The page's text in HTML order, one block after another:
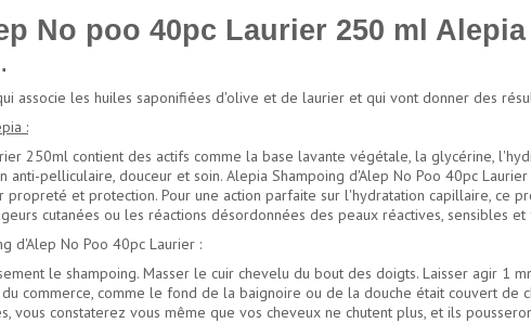
No poo 40pc Laurier 250 ml Alepia
associe les huiles saponifiées d'olive et de laurier et qui vont donner des
:
250ml contient des actifs comme la base lavante végétale, la glycérine,
anti-pelliculaire, douceur et soin. Alepia Shampoing d'Alep No Poo 40pc
et protection. Pour une action parfaite sur l'hydratation capillaire, ce
cutanées ou les réactions désordonnées des peaux réactives, sensibles
d'Alep No Poo 40pc Laurier :
le shampoing. Masser le cuir chevelu du bout des doigts. Laisser agir 1
commerce, comme le fond de la baignoire ou de la douche était couvert de
vous constaterez vous même que vos cheveux ne chutent plus, et ils